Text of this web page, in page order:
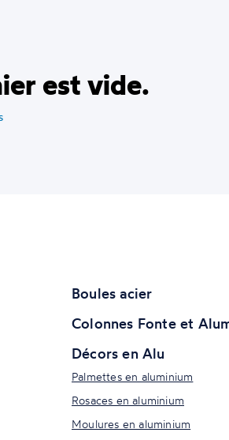
est vide.
Boules acier
Colonnes Fonte et
Décors en Alu
Palmettes en aluminium
Rosaces en aluminium
Moulures en aluminium